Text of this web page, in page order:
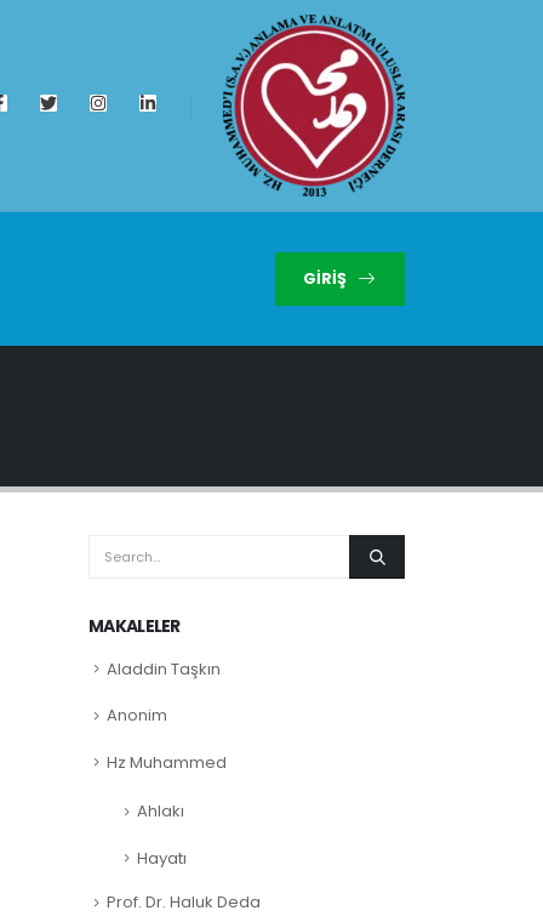
GIRIŞ
MAKALELER
Aladdin Taşkın
Anonim
Hz Muhammed
Ahlakı
Hayatı
Prof. Dr. Haluk Deda